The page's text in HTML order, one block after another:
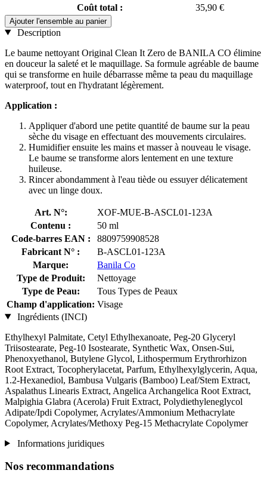
Coût total :
35,90 €
Ajouter l'ensemble au panier
Description
Le baume nettoyant Original Clean It Zero de BANILA CO élimine
en douceur la saleté et le maquillage. Sa formule agréable de baume
qui se transforme en huile débarrasse même ta peau du maquillage
waterproof, tout en l'hydratant légèrement.
Application :
Appliquer d'abord une petite quantité de baume sur la peau
sèche du visage en effectuant des mouvements circulaires.
Humidifier ensuite les mains et masser à nouveau le visage.
Le baume se transforme alors lentement en une texture
huileuse.
Rincer abondamment à l'eau tiède ou essuyer délicatement
avec un linge doux.
Art. N°:
XOF-MUE-B-ASCL01-123A
Contenu :
50 ml
Code-barres EAN :
8809759908528
Fabricant N° :
B-ASCL01-123A
Marque:
Banila Co
Type de Produit:
Nettoyage
Type de Peau:
Tous Types de Peaux
Champ d'application: Visage
Ingrédients (INCI)
Ethylhexyl Palmitate, Cetyl Ethylhexanoate, Peg-20 Glyceryl
Triisostearate, Peg-10 Isostearate, Synthetic Wax, Onsen-Sui,
Phenoxyethanol, Butylene Glycol, Lithospermum Erythrorhizon
Root Extract, Tocopherylacetat, Parfum, Ethylhexylglycerin, Aqua,
1.2-Hexanediol, Bambusa Vulgaris (Bamboo) Leaf/Stem Extract,
Aspalathus Linearis Extract, Angelica Archangelica Root Extract,
Malpighia Glabra (Acerola) Fruit Extract, Polydiethyleneglycol
Adipate/Ipdi Copolymer, Acrylates/Ammonium Methacrylate
Copolymer, Acrylates/Methoxy Peg-15 Methacrylate Copolymer
Informations juridiques
Nos recommandations